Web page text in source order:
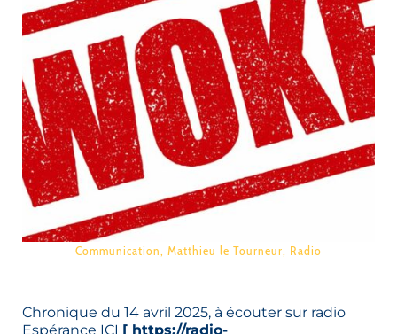
Communication, Matthieu le Tourneur, Radio
Chronique du 14 avril 2025, à écouter sur radio
Espérance ICI [ https://radio-